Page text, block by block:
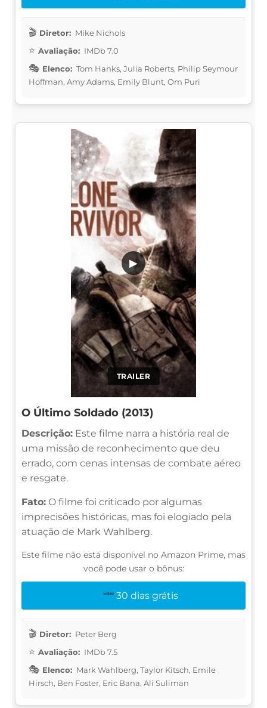
Diretor: Mike Nichols
Avaliação: IMDb 7.0
Elenco: Tom Hanks, Julia Roberts, Philip Seymour
Hoffman, Amy Adams, Emily Blunt, Om Puri
TRAILER
▶
O Último Soldado (2013)
Descrição: Este filme narra a história real de
uma missão de reconhecimento que deu
errado, com cenas intensas de combate aéreo
e resgate.
Fato: O filme foi criticado por algumas
imprecisões históricas, mas foi elogiado pela
atuação de Mark Wahlberg.
Este filme não está disponível no Amazon Prime, mas
você pode usar o bônus:
30 dias grátis
Diretor: Peter Berg
Avaliação: IMDb 7.5
Elenco: Mark Wahlberg, Taylor Kitsch, Emile
Hirsch, Ben Foster, Eric Bana, Ali Suliman